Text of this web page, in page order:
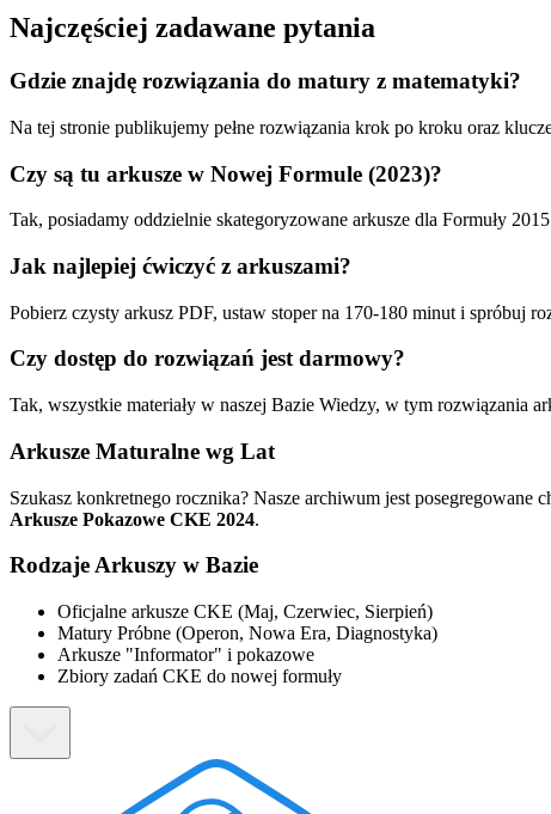
Najczęściej zadawane pytania
Gdzie znajdę rozwiązania do matury z matematyki?
Na tej stronie publikujemy pełne rozwiązania krok po kroku oraz
Czy są tu arkusze w Nowej Formule (2023)?
Tak, posiadamy oddzielnie skategoryzowane arkusze dla Formuły
Jak najlepiej ćwiczyć z arkuszami?
Pobierz czysty arkusz PDF, ustaw stoper na 170-180 minut i spróbuj
Czy dostęp do rozwiązań jest darmowy?
Tak, wszystkie materiały w naszej Bazie Wiedzy, w tym rozwiązania
Arkusze Maturalne wg Lat
Szukasz konkretnego rocznika? Nasze archiwum jest posegregowane
Arkusze Pokazowe CKE 2024.
Rodzaje Arkuszy w Bazie
Oficjalne arkusze CKE (Maj, Czerwiec, Sierpień)
Matury Próbne (Operon, Nowa Era, Diagnostyka)
Arkusze "Informator" i pokazowe
Zbiory zadań CKE do nowej formuły